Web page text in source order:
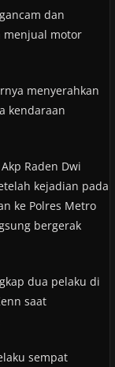
dan
menjual motor
menyerahkan
kendaraan
Raden Dwi
kejadian pada
ke Polres Metro
bergerak
dua pelaku di
saat
sempat